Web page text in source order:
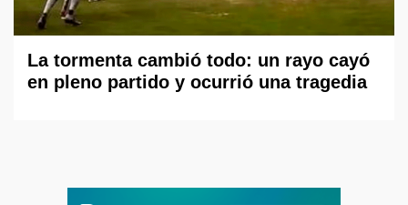
La tormenta cambió todo: un rayo cayó
en pleno partido y ocurrió una tragedia